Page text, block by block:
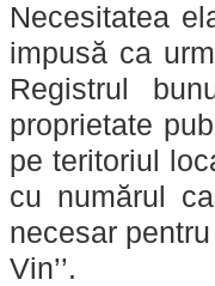
Necesitatea
impusă ca
Registrul
proprietate
pe teritoriul
cu numărul
necesar
Vin’’.